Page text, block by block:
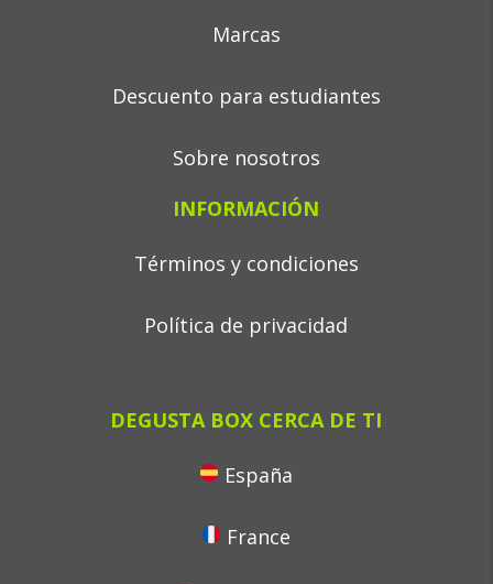
Marcas
Descuento para estudiantes
Sobre nosotros
INFORMACIÓN
Términos y condiciones
Política de privacidad
DEGUSTA BOX CERCA DE TI
España
France